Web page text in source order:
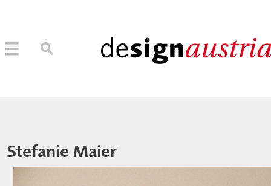
Stefanie Maier